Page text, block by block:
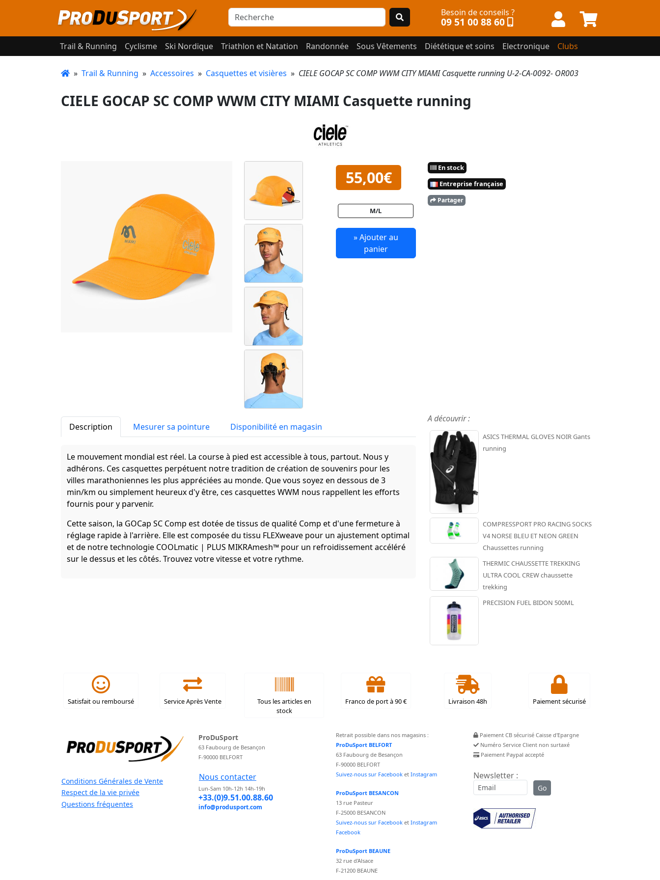
Besoin de conseils ?
09 51 00 88 60
Trail & Running Cyclisme Ski Nordique Triathlon et Natation Randonnée Sous Vêtements Diététique et soins Electronique Clubs
» Trail & Running » Accessoires » Casquettes et visières » CIELE GOCAP SC COMP WWM CITY MIAMI Casquette running U-2-CA-0092- OR003
CIELE GOCAP SC COMP WWM CITY MIAMI Casquette running
55,00€
M/L
» Ajouter au
panier
En stock
Entreprise française
Partager
Description Mesurer sa pointure Disponibilité en magasin
Le mouvement mondial est réel. La course à pied est accessible à tous, partout. Nous y
adhérons. Ces casquettes perpétuent notre tradition de création de souvenirs pour les
villes marathoniennes les plus appréciées au monde. Que vous soyez en dessous de 3
min/km ou simplement heureux d'y être, ces casquettes WWM nous rappellent les efforts
fournis pour y parvenir.
Cette saison, la GOCap SC Comp est dotée de tissus de qualité Comp et d'une fermeture à
réglage rapide à l'arrière. Elle est composée du tissu FLEXweave pour un ajustement optimal
et de notre technologie COOLmatic | PLUS MIKRAmesh™ pour un refroidissement accéléré
sur le dessus et les côtés. Trouvez votre vitesse et votre rythme.
A découvrir :
ASICS THERMAL GLOVES NOIR Gants
running
COMPRESSPORT PRO RACING SOCKS
V4 NORSE BLEU ET NEON GREEN
Chaussettes running
THERMIC CHAUSSETTE TREKKING
ULTRA COOL CREW chaussette
trekking
PRECISION FUEL BIDON 500ML
Satisfait ou remboursé Service Après Vente
Tous les articles en
stock
Franco de port à 90 € Livraison 48h Paiement sécurisé
Conditions Générales de Vente
Respect de la vie privée
Questions fréquentes
ProDuSport
63 Faubourg de Besançon
F-90000 BELFORT
Nous contacter
Lun-Sam 10h-12h 14h-19h
+33.(0)9.51.00.88.60
info@produsport.com
Retrait possible dans nos magasins :
ProDuSport BELFORT
63 Faubourg de Besançon
F-90000 BELFORT
Suivez-nous sur Facebook et Instagram
ProDuSport BESANCON
13 rue Pasteur
F-25000 BESANCON
Suivez-nous sur Facebook et Instagram
Facebook
ProDuSport BEAUNE
32 rue d'Alsace
F-21200 BEAUNE
Paiement CB sécurisé Caisse d'Epargne
Numéro Service Client non surtaxé
Paiement Paypal accepté
Newsletter :